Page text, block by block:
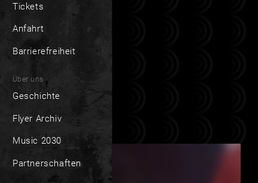
Tickets
Anfahrt
Barrierefreiheit
Über uns
Geschichte
Flyer Archiv
Music 2030
Partnerschaften